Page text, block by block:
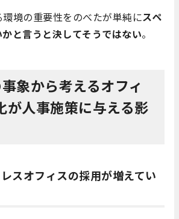
境の重要性をのべたが単純にスペ
と言うと決してそうではない。
象から考えるオフィ
が人事施策に与える影
スオフィスの採用が増えてい